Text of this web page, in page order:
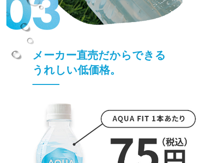
メーカー直売だからできる
うれしい低価格。